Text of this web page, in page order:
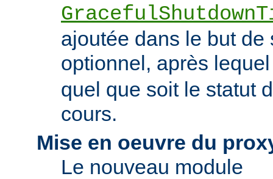
ajoutée dans le but
optionnel, après
quel que soit le statut
cours.
Mise en oeuvre du
Le nouveau module